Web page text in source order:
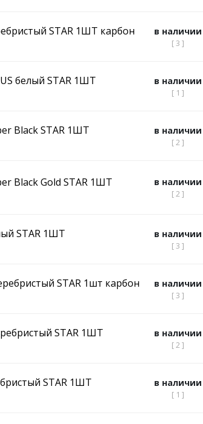
STAR 1ШТ карбон в наличии
[ 3 ]
белый STAR 1ШТ в наличии
[ 1 ]
Black STAR 1ШТ в наличии
[ 2 ]
Black Gold STAR 1ШТ в наличии
[ 2 ]
STAR 1ШТ в наличии
[ 3 ]
STAR 1шт карбон в наличии
[ 3 ]
STAR 1ШТ в наличии
[ 2 ]
STAR 1ШТ в наличии
[ 1 ]